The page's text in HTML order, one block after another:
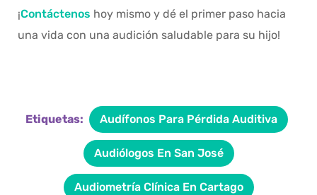
¡Contáctenos hoy mismo y dé el primer paso hacia
una vida con una audición saludable para su hijo!
Etiquetas: Audífonos Para Pérdida Auditiva
Audiólogos En San José
Audiometría Clínica En Cartago